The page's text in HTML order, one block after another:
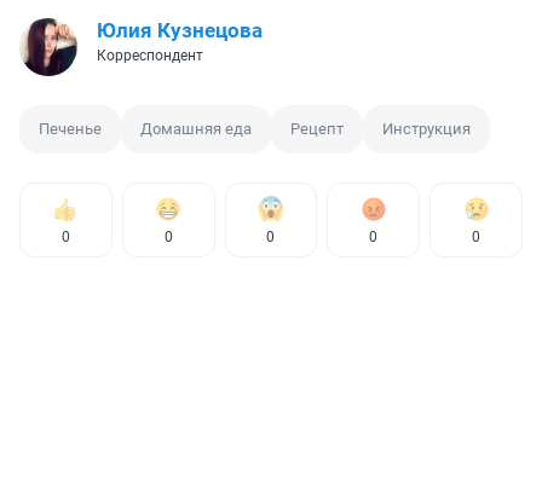
Юлия Кузнецова
Корреспондент
Печенье Домашняя еда Рецепт Инструкция
0 0 0 0 0